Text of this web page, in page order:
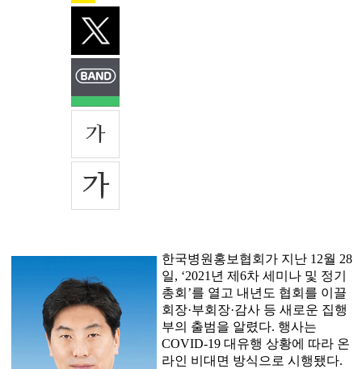
한국병원홍보협회가 지난 12월 28
일, ‘2021년 제6차 세미나 및 정기
총회’를 열고 내년도 협회를 이끌
회장·부회장·감사 등 새로운 집행
부의 출범을 알렸다. 행사는
COVID-19 대유행 상황에 따라 온
라인 비대면 방식으로 시행됐다.